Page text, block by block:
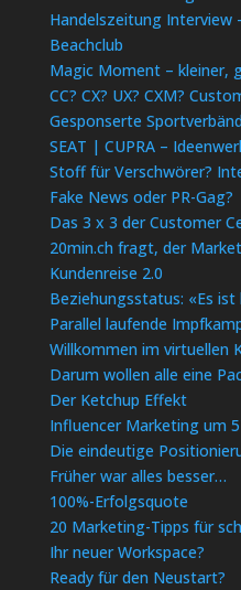
Handelszeitung Interview
Beachclub
Magic Moment – kleiner,
CC? CX? UX? CXM?
Gesponserte
SEAT | CUPRA –
Stoff für Verschwörer?
Fake News oder PR-Gag?
Das 3 x 3 der Customer
20min.ch fragt, der
Kundenreise 2.0
Beziehungsstatus: «Es
Parallel laufende
Willkommen im virtuellen
Darum wollen alle eine
Der Ketchup Effekt
Influencer Marketing um
Die eindeutige
Früher war alles besser…
100%-Erfolgsquote
20 Marketing-Tipps für
Ihr neuer Workspace?
Ready für den Neustart?